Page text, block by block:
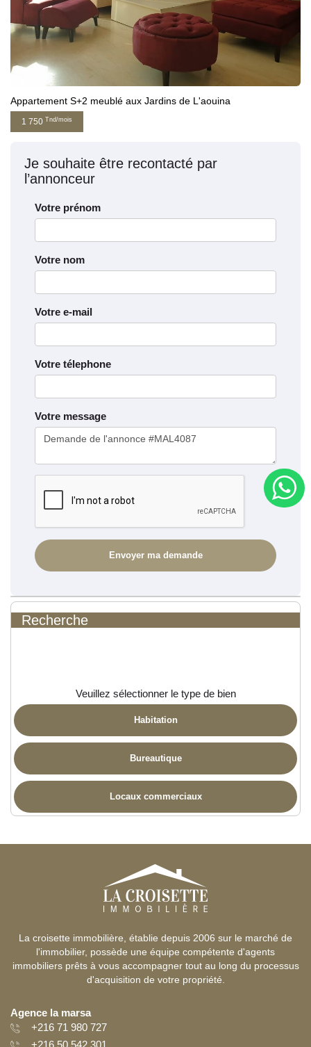
Appartement S+2 meublé aux Jardins de L'aouina
1 750 Tnd/mois
Je souhaite être recontacté par
l’annonceur
Votre prénom
Votre nom
Votre e-mail
Votre télephone
Votre message
Recherche
Veuillez sélectionner le type de bien
Habitation
Bureautique
Locaux commerciaux
La croisette immobilière, établie depuis 2006 sur le marché de
l'immobilier, possède une équipe compétente d'agents
immobiliers prêts à vous accompagner tout au long du processus
d'acquisition de votre propriété.
Agence la marsa
+216 71 980 727
+216 50 542 301